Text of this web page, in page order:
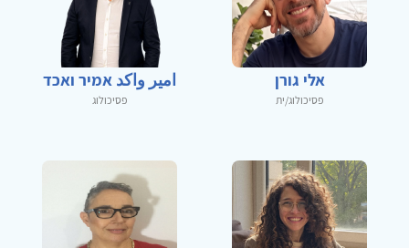
אלי גורן
פסיכולוג/ית
امير واكد אמיר ואכד
פסיכולוג